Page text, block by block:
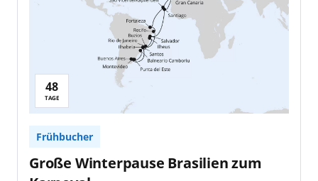
48
TAGE
Frühbucher
Große Winterpause Brasilien zum